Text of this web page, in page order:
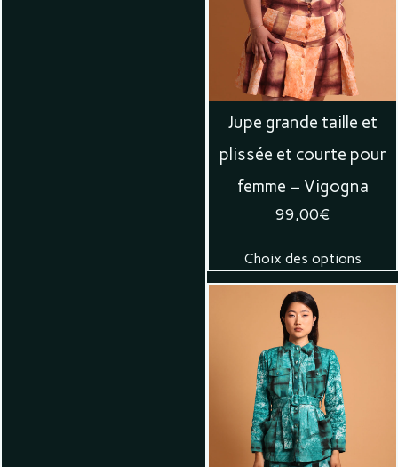
Jupe grande taille et
plissée et courte pour
femme – Vigogna
99,00€
Choix des options